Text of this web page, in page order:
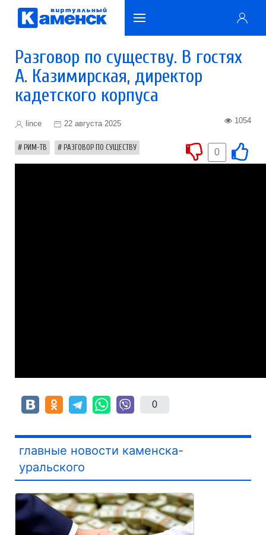
Разговор по существу. В гостях
А. Казимирская, директор
кадетского корпуса
lince 22 августа 2025 1054
РИМ-ТВ РАЗГОВОР ПО СУЩЕСТВУ 0
0
главные новости каменска-
уральского